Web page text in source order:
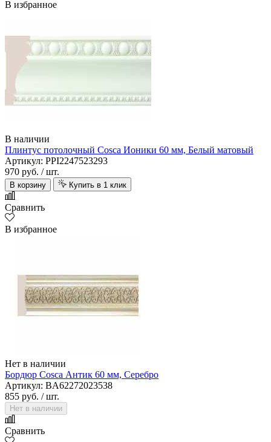
В избранное
В наличии
Плинтус потолочный Cosca Ионики 60 мм, Белый матовый
Артикул: PPI2247523293
970 руб. / шт.
В корзину Купить в 1 клик
Сравнить
В избранное
Нет в наличии
Бордюр Cosca Антик 60 мм, Cеребро
Артикул: BA62272023538
855 руб. / шт.
Нет в наличии
Сравнить